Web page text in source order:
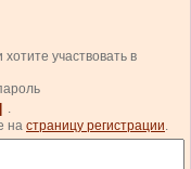
участвовать в
.
на страницу регистрации.